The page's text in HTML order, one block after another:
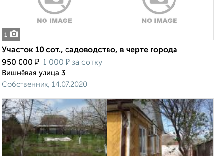
1
Участок 10 сот., садоводство, в черте города
950 000 ₽ 1 000 ₽ за сотку
Вишнёвая улица 3
Собственник, 14.07.2020